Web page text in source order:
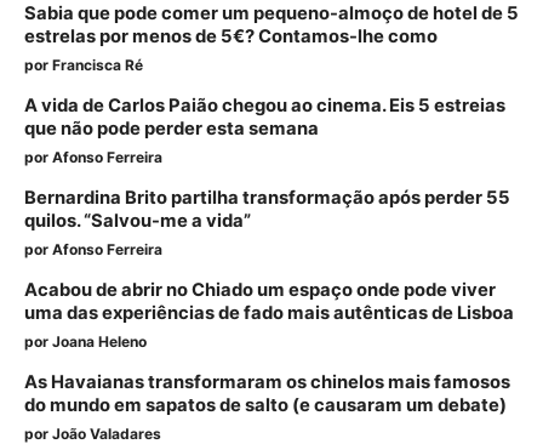
Sabia que pode comer um pequeno-almoço de hotel de 5
estrelas por menos de 5€? Contamos-lhe como
por Francisca Ré
A vida de Carlos Paião chegou ao cinema. Eis 5 estreias
que não pode perder esta semana
por Afonso Ferreira
Bernardina Brito partilha transformação após perder 55
quilos. “Salvou-me a vida”
por Afonso Ferreira
Acabou de abrir no Chiado um espaço onde pode viver
uma das experiências de fado mais autênticas de Lisboa
por Joana Heleno
As Havaianas transformaram os chinelos mais famosos
do mundo em sapatos de salto (e causaram um debate)
por João Valadares